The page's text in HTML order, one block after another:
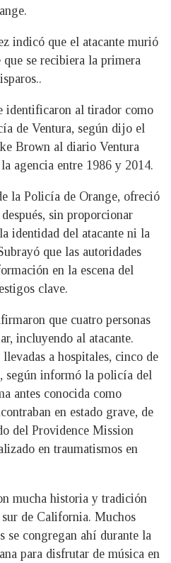
indicó que el atacante murió
se recibiera la primera
identificaron al tirador como
de Ventura, según dijo el
Brown al diario Ventura
agencia entre 1986 y 2014.
la Policía de Orange, ofreció
sin proporcionar
identidad del atacante ni la
que las autoridades
en la escena del
clave.
que cuatro personas
incluyendo al atacante.
a hospitales, cinco de
según informó la policía del
antes conocida como
en estado grave, de
del Providence Mission
en traumatismos en
mucha historia y tradición
de California. Muchos
se congregan ahí durante la
para disfrutar de música en